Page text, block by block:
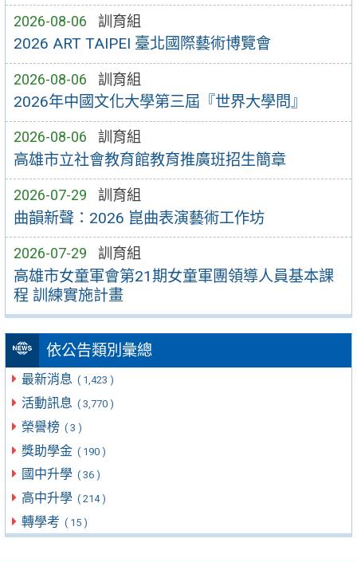
2026-08-06 訓育組
2026 ART TAIPEI 臺北國際藝術博覽會
2026-08-06 訓育組
2026年中國文化大學第三屆『世界大學問』
2026-08-06 訓育組
高雄市立社會教育館教育推廣班招生簡章
2026-07-29 訓育組
曲韻新聲：2026 崑曲表演藝術工作坊
2026-07-29 訓育組
高雄市女童軍會第21期女童軍團領導人員基本課
程 訓練實施計畫
依公告類別彙總
最新消息 ( 1,423 )
活動訊息 ( 3,770 )
榮譽榜 ( 3 )
獎助學金 ( 190 )
國中升學 ( 36 )
高中升學 ( 214 )
轉學考 ( 15 )